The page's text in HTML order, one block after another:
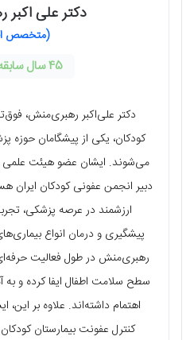
دکتر علی
(متخصص
45 سال سابقه فعالیت
دکتر علی‌اکبر رهبری‌منش،
کودکان، یکی از پیشگامان حوزه
می‌شوند. ایشان عضو هیئت ‌علمی
ارزشمند در عرصه پزشکی،
پیشگیری و درمان انواع
رهبری‌منش در طول فعالیت
سطح سلامت اطفال ایفا کرده و
اهتمام داشته‌اند. علاوه بر
کنترل عفونت بیمارستان